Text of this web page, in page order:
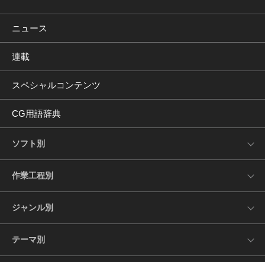
ニュース
連載
スペシャルコンテンツ
CG用語辞典
ソフト別
作業工程別
ジャンル別
テーマ別